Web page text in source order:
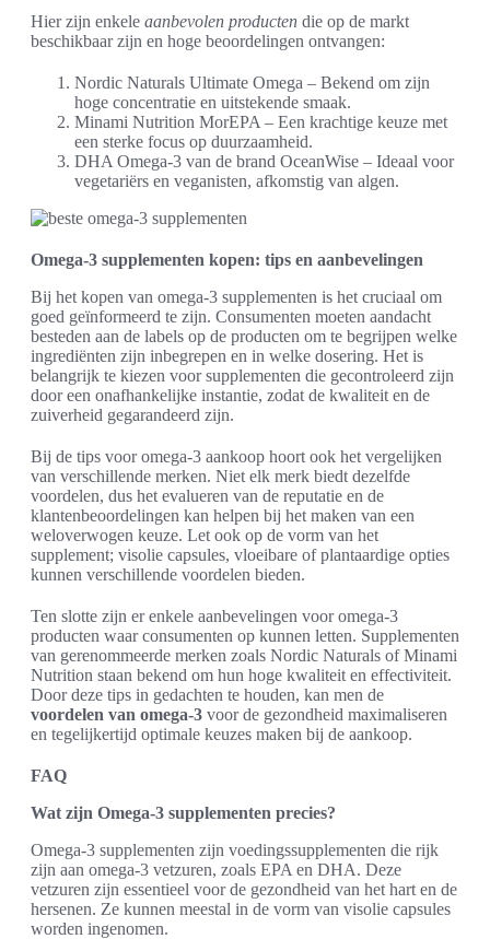
Hier zijn enkele aanbevolen producten die op de markt
beschikbaar zijn en hoge beoordelingen ontvangen:
Nordic Naturals Ultimate Omega – Bekend om zijn
hoge concentratie en uitstekende smaak.
Minami Nutrition MorEPA – Een krachtige keuze met
een sterke focus op duurzaamheid.
DHA Omega-3 van de brand OceanWise – Ideaal voor
vegetariërs en veganisten, afkomstig van algen.
Omega-3 supplementen kopen: tips en aanbevelingen
Bij het kopen van omega-3 supplementen is het cruciaal om
goed geïnformeerd te zijn. Consumenten moeten aandacht
besteden aan de labels op de producten om te begrijpen welke
ingrediënten zijn inbegrepen en in welke dosering. Het is
belangrijk te kiezen voor supplementen die gecontroleerd zijn
door een onafhankelijke instantie, zodat de kwaliteit en de
zuiverheid gegarandeerd zijn.
Bij de tips voor omega-3 aankoop hoort ook het vergelijken
van verschillende merken. Niet elk merk biedt dezelfde
voordelen, dus het evalueren van de reputatie en de
klantenbeoordelingen kan helpen bij het maken van een
weloverwogen keuze. Let ook op de vorm van het
supplement; visolie capsules, vloeibare of plantaardige opties
kunnen verschillende voordelen bieden.
Ten slotte zijn er enkele aanbevelingen voor omega-3
producten waar consumenten op kunnen letten. Supplementen
van gerenommeerde merken zoals Nordic Naturals of Minami
Nutrition staan bekend om hun hoge kwaliteit en effectiviteit.
Door deze tips in gedachten te houden, kan men de
voordelen van omega-3 voor de gezondheid maximaliseren
en tegelijkertijd optimale keuzes maken bij de aankoop.
FAQ
Wat zijn Omega-3 supplementen precies?
Omega-3 supplementen zijn voedingssupplementen die rijk
zijn aan omega-3 vetzuren, zoals EPA en DHA. Deze
vetzuren zijn essentieel voor de gezondheid van het hart en de
hersenen. Ze kunnen meestal in de vorm van visolie capsules
worden ingenomen.